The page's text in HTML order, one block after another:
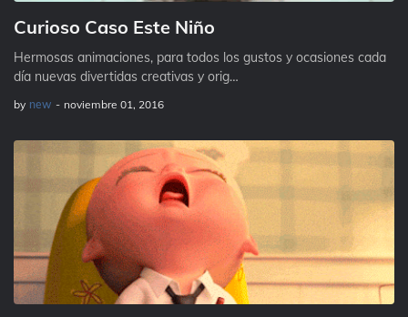
Curioso Caso Este Niño
Hermosas animaciones, para todos los gustos y ocasiones cada
día nuevas divertidas creativas y orig…
by new - noviembre 01, 2016